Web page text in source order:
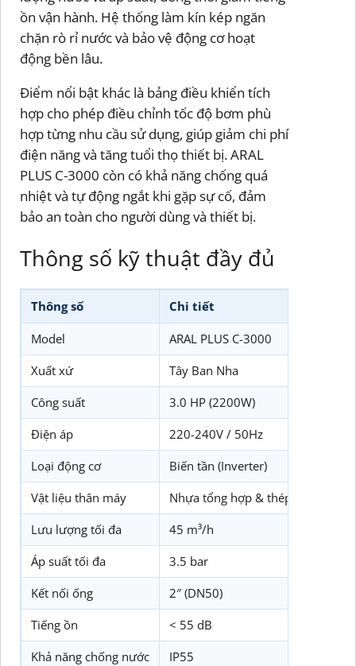
ồn vận hành. Hệ thống làm kín kép ngăn
chặn rò rỉ nước và bảo vệ động cơ hoạt
động bền lâu.
Điểm nổi bật khác là bảng điều khiển tích
hợp cho phép điều chỉnh tốc độ bơm phù
hợp từng nhu cầu sử dụng, giúp giảm chi phí
điện năng và tăng tuổi thọ thiết bị. ARAL
PLUS C-3000 còn có khả năng chống quá
nhiệt và tự động ngắt khi gặp sự cố, đảm
bảo an toàn cho người dùng và thiết bị.
Thông số kỹ thuật đầy đủ
Thông số Chi tiết
Model ARAL PLUS C-3000
Xuất xứ Tây Ban Nha
Công suất 3.0 HP (2200W)
Điện áp 220-240V / 50Hz
Loại động cơ Biến tần (Inverter)
Vật liệu thân máy Nhựa tổng hợp & thép không gỉ
Lưu lượng tối đa 45 m³/h
Áp suất tối đa 3.5 bar
Kết nối ống 2″ (DN50)
Tiếng ồn < 55 dB
Khả năng chống nước IP55